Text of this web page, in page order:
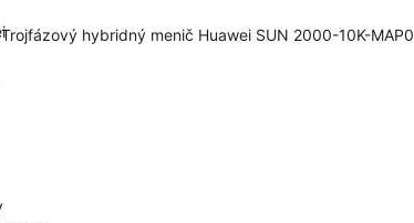
Trojfázový hybridný menič Huawei SUN 2000-10K-MAP0